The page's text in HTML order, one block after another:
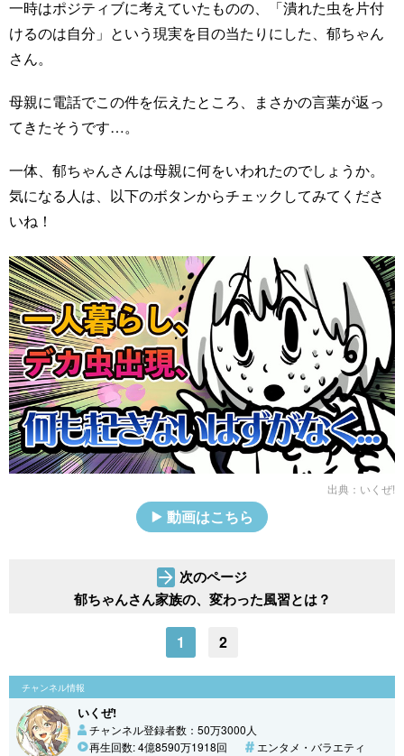
一時はポジティブに考えていたものの、「潰れた虫を片付
けるのは自分」という現実を目の当たりにした、郁ちゃん
さん。
母親に電話でこの件を伝えたところ、まさかの言葉が返っ
てきたそうです…。
一体、郁ちゃんさんは母親に何をいわれたのでしょうか。
気になる人は、以下のボタンからチェックしてみてくださ
いね！
出典： いくぜ!
動画はこちら
次のページ
郁ちゃんさん家族の、変わった風習とは？
1 2
チャンネル情報
いくぜ!
チャンネル登録者数：50万3000人
再生回数: 4億8590万1918回
エンタメ・バラエティ